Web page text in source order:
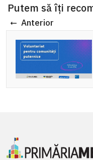
Putem să îți
Anterior